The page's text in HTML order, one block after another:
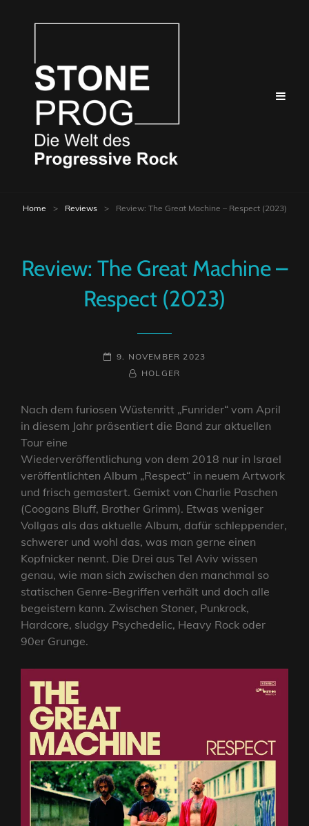
Home > Reviews > Review: The Great Machine – Respect (2023)
Review: The Great Machine –
Respect (2023)
POSTED-
9. NOVEMBER 2023
BY
BYLINEHOLGER
Nach dem furiosen Wüstenritt „Funrider“ vom April
in diesem Jahr präsentiert die Band zur aktuellen
Tour eine
Wiederveröffentlichung von dem 2018 nur in Israel
veröffentlichten Album „Respect“ in neuem Artwork
und frisch gemastert. Gemixt von Charlie Paschen
(Coogans Bluff, Brother Grimm). Etwas weniger
Vollgas als das aktuelle Album, dafür schleppender,
schwerer und wohl das, was man gerne einen
Kopfnicker nennt. Die Drei aus Tel Aviv wissen
genau, wie man sich zwischen den manchmal so
statischen Genre-Begriffen verhält und doch alle
begeistern kann. Zwischen Stoner, Punkrock,
Hardcore, sludgy Psychedelic, Heavy Rock oder
90er Grunge.